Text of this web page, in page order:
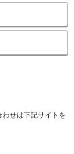
せは下記サイトを